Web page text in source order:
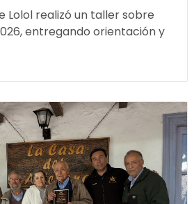
Lolol realizó un taller sobre
entregando orientación y